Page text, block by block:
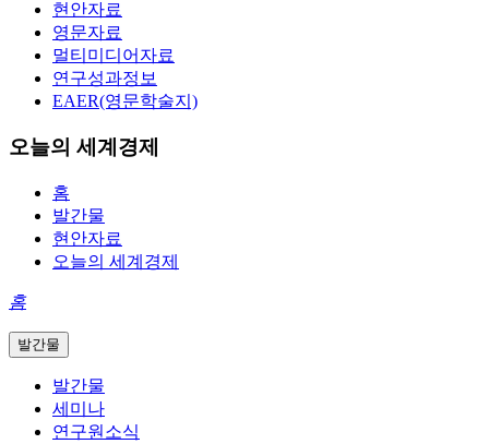
현안자료
영문자료
멀티미디어자료
연구성과정보
EAER(영문학술지)
오늘의 세계경제
홈
발간물
현안자료
오늘의 세계경제
홈
발간물
발간물
세미나
연구원소식